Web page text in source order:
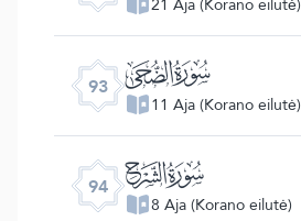
93 ﰊ
11 Aja (Korano eilutė)
94 ﰋ
8 Aja (Korano eilutė)